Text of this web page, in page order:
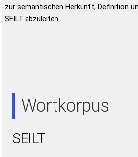
zur semantischen Herkunft, Definition
SEILT abzuleiten.
Wortkorpus
SEILT